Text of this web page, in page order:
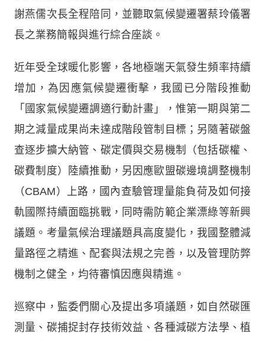
謝燕儒次長全程陪同，並聽取氣候變遷署蔡玲儀署
長之業務簡報與進行綜合座談。
近年受全球暖化影響，各地極端天氣發生頻率持續
增加，為因應氣候變遷衝擊，我國已分階段推動
「國家氣候變遷調適行動計畫」，惟第一期與第二
期之減量成果尚未達成階段管制目標；另隨著碳盤
查逐步擴大納管、碳定價與交易機制（包括碳權、
碳費制度）陸續推動，另因應歐盟碳邊境調整機制
（CBAM）上路，國內查驗管理量能負荷及如何接
軌國際持續面臨挑戰，同時需防範企業漂綠等新興
議題。考量氣候治理議題具高度變化，我國整體減
量路徑之精進、配套與法規之完善，以及管理防弊
機制之健全，均待審慎因應與精進。
巡察中，監委們關心及提出多項議題，如自然碳匯
測量、碳捕捉封存技術效益、各種減碳方法學、植